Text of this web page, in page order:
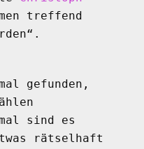
treffend
gefunden,
sind es
rätselhaft